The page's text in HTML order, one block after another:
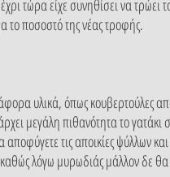
τώρα είχε συνηθίσει να
το ποσοστό της νέας τροφής.
υλικά, όπως κουβερτούλες
μεγάλη πιθανότητα το
τις αποικίες ψύλλων
λόγω μυρωδιάς μάλλον δε